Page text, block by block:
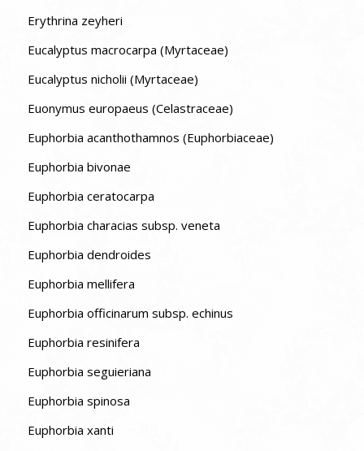
Erythrina zeyheri
Eucalyptus macrocarpa (Myrtaceae)
Eucalyptus nicholii (Myrtaceae)
Euonymus europaeus (Celastraceae)
Euphorbia acanthothamnos (Euphorbiaceae)
Euphorbia bivonae
Euphorbia ceratocarpa
Euphorbia characias subsp. veneta
Euphorbia dendroides
Euphorbia mellifera
Euphorbia officinarum subsp. echinus
Euphorbia resinifera
Euphorbia seguieriana
Euphorbia spinosa
Euphorbia xanti